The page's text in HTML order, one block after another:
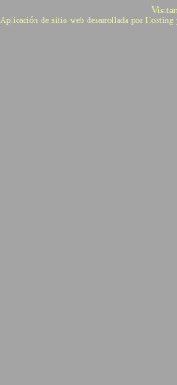
Aplicación de sitio web desarrollada por